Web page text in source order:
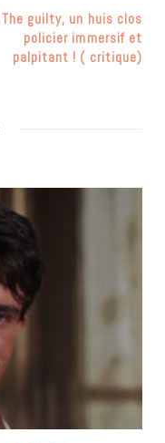
The guilty, un huis clos
policier immersif et
palpitant ! ( critique)